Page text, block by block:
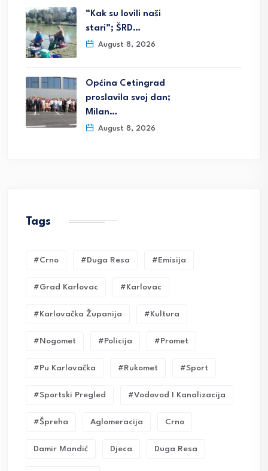
“Kak su lovili naši
stari”; ŠRD…
August 8, 2026
Općina Cetingrad
proslavila svoj dan;
Milan…
August 8, 2026
Tags
#crno #duga Resa #emisija
#grad Karlovac #karlovac
#karlovačka Županija #kultura
#nogomet #policija #promet
#pu Karlovačka #rukomet #sport
#sportski Pregled #vodovod I Kanalizacija
#Špreha Aglomeracija Crno
Damir Mandić Djeca Duga Resa